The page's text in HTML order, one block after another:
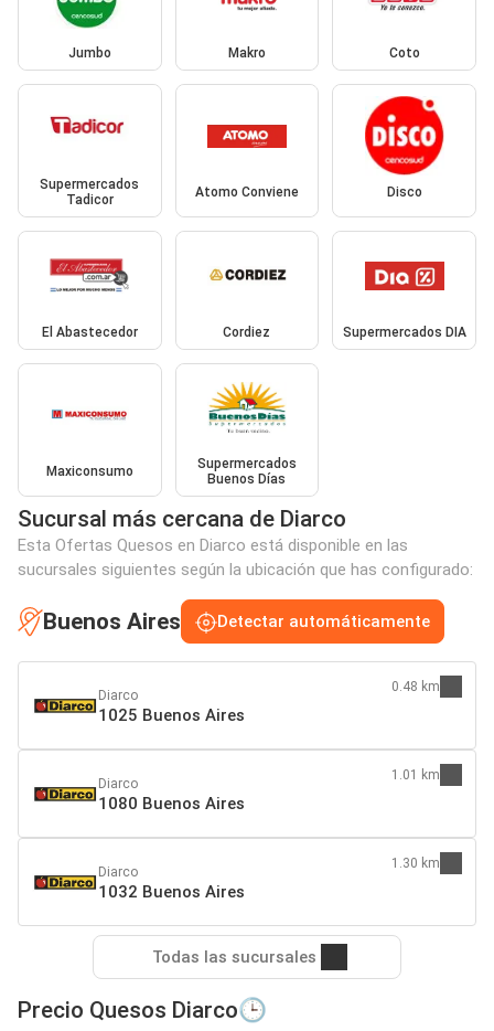
Jumbo Makro Coto
Supermercados
Tadicor
Atomo Conviene Disco
El Abastecedor Cordiez Supermercados DIA
Maxiconsumo
Supermercados
Buenos Días
Sucursal más cercana de Diarco
Esta Ofertas Quesos en Diarco está disponible en las
sucursales siguientes según la ubicación que has configurado:
Buenos Aires Detectar automáticamente
Diarco
1025 Buenos Aires
0.48 km
Diarco
1080 Buenos Aires
1.01 km
Diarco
1032 Buenos Aires
1.30 km
Todas las sucursales
Precio Quesos Diarco🕒